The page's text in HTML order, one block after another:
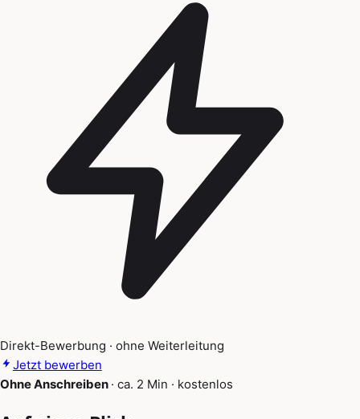
Direkt-Bewerbung · ohne Weiterleitung
Jetzt bewerben
Ohne Anschreiben · ca. 2 Min · kostenlos